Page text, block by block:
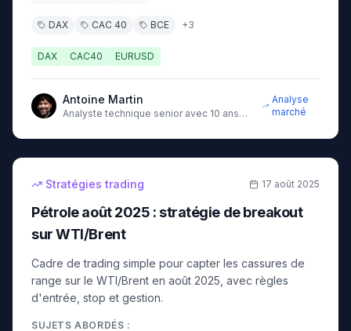
DAX CAC 40 BCE +3
DAX CAC40 EURUSD
Antoine Martin
Analyste technique senior avec 10 ans
Analyse
marché
7min
Stratégies trading 17 août 2025
Pétrole août 2025 : stratégie de breakout
sur WTI/Brent
Cadre de trading simple pour capter les cassures de
range sur le WTI/Brent en août 2025, avec règles
d'entrée, stop et gestion.
SUJETS ABORDÉS :